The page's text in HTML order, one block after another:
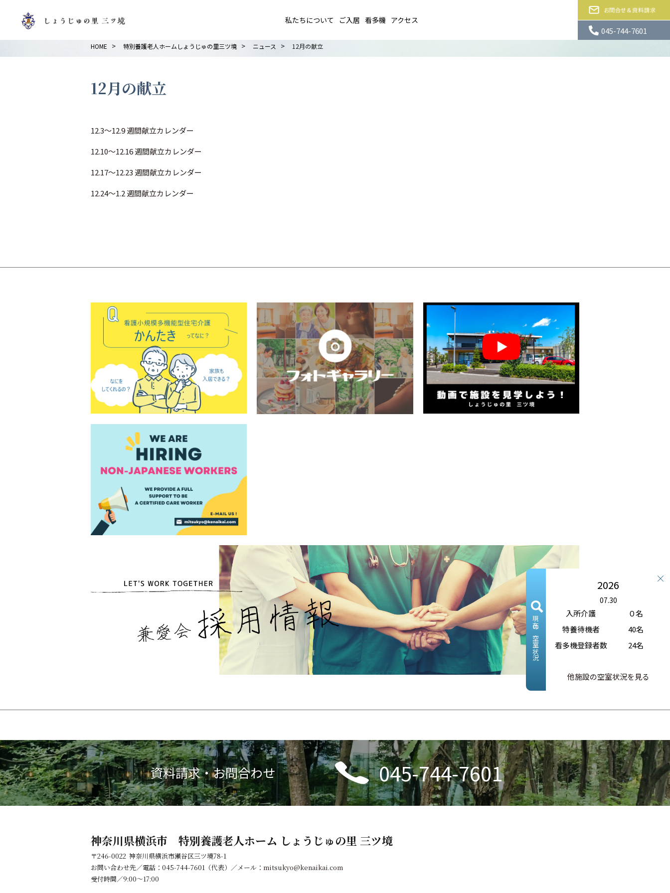
私たちについて ご入居 看多機 アクセス
045-744-7601
現在の空室状況
2026
07.30
入所介護
０名
特養待機者
40名
看多機登録者数
24名
他施設の空室状況を見る
HOME > 特別養護老人ホームしょうじゅの里三ツ境 > ニュース > 12月の献立
12月の献立
12.3～12.9 週間献立カレンダー
12.10～12.16 週間献立カレンダー
12.17～12.23 週間献立カレンダー
12.24～1.2 週間献立カレンダー
資料請求・お問合わせ 045-744-7601
神奈川県横浜市 特別養護老人ホーム しょうじゅの里 三ツ境
〒246-0022 神奈川県横浜市瀬谷区三ツ境78-1
お問い合わせ先／電話：045-744-7601（代表）／メール： mitsukyo@kenaikai.com
受付時間／9:00～17:00